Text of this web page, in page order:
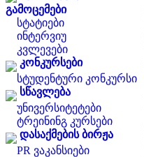
გამოცემები
სტატიები
ინტერვიუ
კვლევები
კონკურსები
სტუდენტური კონკურსი
სწავლება
უნივერსიტეტები
ტრეინინგ კურსები
დასაქმების ბირჟა
PR ვაკანსიები